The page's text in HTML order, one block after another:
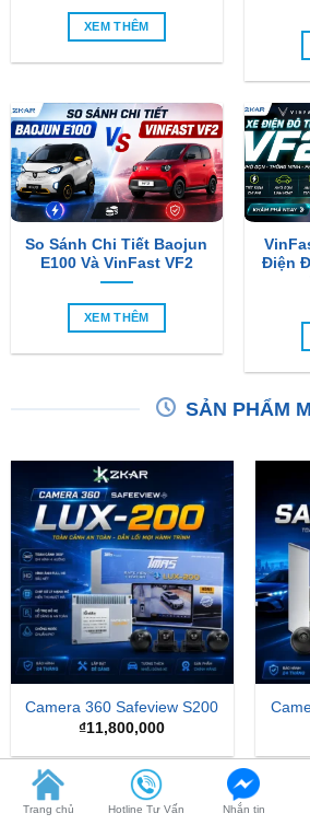
So Sánh Chi Tiết Baojun
E100 Và VinFast VF2
XEM THÊM
Điện
SẢN PHẨM
Camera 360 Safeview S200
₫11,800,000
Trang chủ Hotline Tư Vấn Nhắn tin